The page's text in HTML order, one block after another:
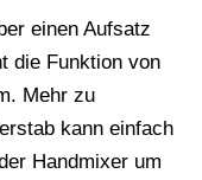
einen Aufsatz
die Funktion von
Mehr zu
kann einfach
Handmixer um